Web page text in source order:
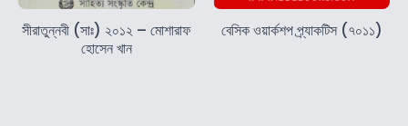
সীরাতুন্নবী (সাঃ) ২০১২ – মোশারাফ
হোসেন খান
বেসিক ওয়ার্কশপ প্র্যাকটিস (৭০১১)